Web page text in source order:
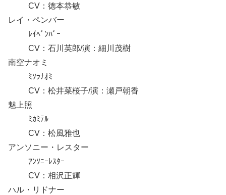
CV：徳本恭敏
レイ・ペンバー
ﾚｲﾍﾞﾝﾊﾞｰ
CV：石川英郎/演：細川茂樹
南空ナオミ
ﾐｿﾗﾅｵﾐ
CV：松井菜桜子/演：瀬戸朝香
魅上照
ﾐｶﾐﾃﾙ
CV：松風雅也
アンソニー・レスター
ｱﾝｿﾆｰﾚｽﾀｰ
CV：相沢正輝
ハル・リドナー